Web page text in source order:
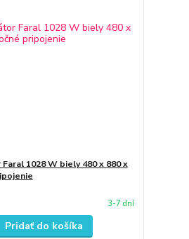
1028 W biely 480 x 880 x
3-7 dní
Pridať do košíka